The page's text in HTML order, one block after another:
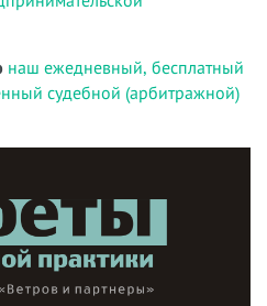
наш ежедневный, бесплатный
судебной (арбитражной)